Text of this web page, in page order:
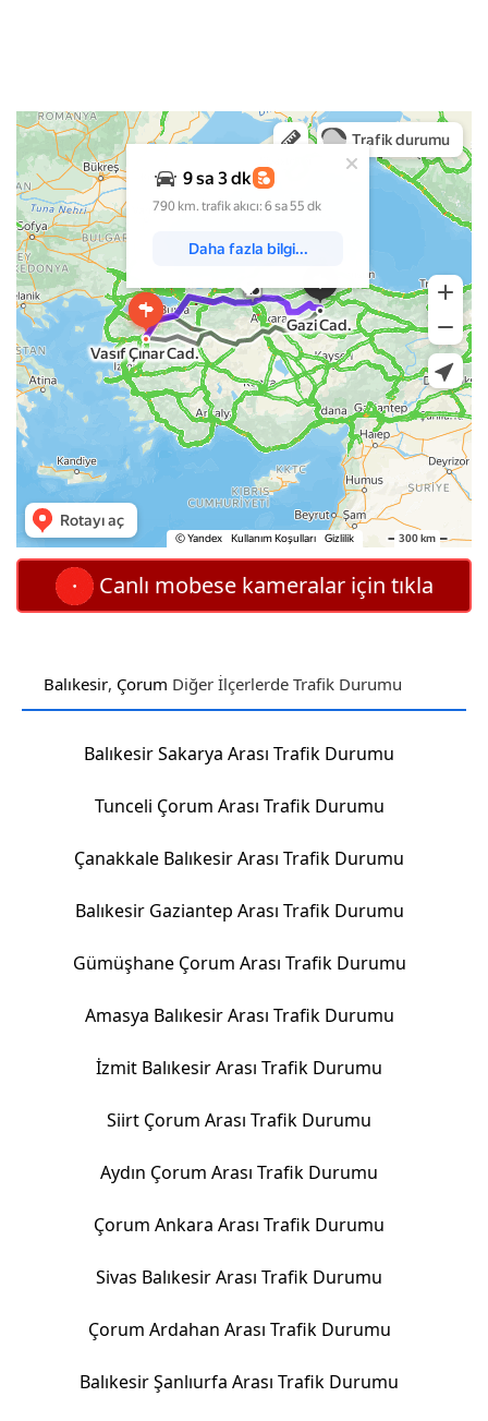
Canlı mobese kameralar için tıkla
Balıkesir, Çorum Diğer İlçerlerde Trafik Durumu
Balıkesir Sakarya Arası Trafik Durumu
Tunceli Çorum Arası Trafik Durumu
Çanakkale Balıkesir Arası Trafik Durumu
Balıkesir Gaziantep Arası Trafik Durumu
Gümüşhane Çorum Arası Trafik Durumu
Amasya Balıkesir Arası Trafik Durumu
İzmit Balıkesir Arası Trafik Durumu
Siirt Çorum Arası Trafik Durumu
Aydın Çorum Arası Trafik Durumu
Çorum Ankara Arası Trafik Durumu
Sivas Balıkesir Arası Trafik Durumu
Çorum Ardahan Arası Trafik Durumu
Balıkesir Şanlıurfa Arası Trafik Durumu